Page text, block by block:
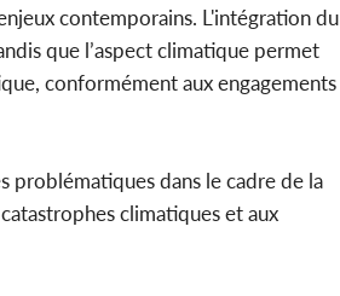
contemporains. L'intégration du
que l’aspect climatique permet
conformément aux engagements
problématiques dans le cadre de la
climatiques et aux